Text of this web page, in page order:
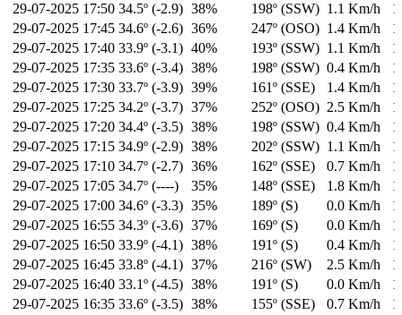
29-07-2025 17:50 34.5º (-2.9) 38% 198º (SSW) 1.1 Km/h
29-07-2025 17:45 34.6º (-2.6) 36% 247º (OSO) 1.4 Km/h
29-07-2025 17:40 33.9º (-3.1) 40% 193º (SSW) 1.1 Km/h
29-07-2025 17:35 33.6º (-3.4) 38% 198º (SSW) 0.4 Km/h
29-07-2025 17:30 33.7º (-3.9) 39% 161º (SSE) 1.4 Km/h
29-07-2025 17:25 34.2º (-3.7) 37% 252º (OSO) 2.5 Km/h
29-07-2025 17:20 34.4º (-3.5) 38% 198º (SSW) 0.4 Km/h
29-07-2025 17:15 34.9º (-2.9) 38% 202º (SSW) 1.1 Km/h
29-07-2025 17:10 34.7º (-2.7) 36% 162º (SSE) 0.7 Km/h
29-07-2025 17:05 34.7º (----) 35% 148º (SSE) 1.8 Km/h
29-07-2025 17:00 34.6º (-3.3) 35% 189º (S) 0.0 Km/h
29-07-2025 16:55 34.3º (-3.6) 37% 169º (S) 0.0 Km/h
29-07-2025 16:50 33.9º (-4.1) 38% 191º (S) 0.4 Km/h
29-07-2025 16:45 33.8º (-4.1) 37% 216º (SW) 2.5 Km/h
29-07-2025 16:40 33.1º (-4.5) 38% 191º (S) 0.0 Km/h
29-07-2025 16:35 33.6º (-3.5) 38% 155º (SSE) 0.7 Km/h